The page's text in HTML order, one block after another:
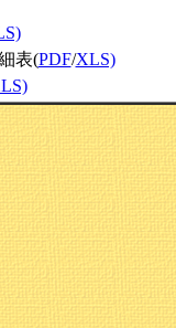
表(PDF/XLS)